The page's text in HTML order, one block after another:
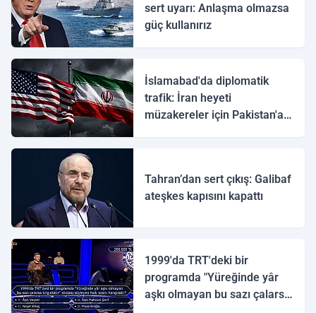
sert uyarı: Anlaşma olmazsa
güç kullanırız
İslamabad'da diplomatik
trafik: İran heyeti
müzakereler için Pakistan'a
Tahran’dan sert çıkış: Galibaf
ateşkes kapısını kapattı
1999'da TRT'deki bir
programda "Yüreğinde yâr
aşkı olmayan bu sazı çalarsa